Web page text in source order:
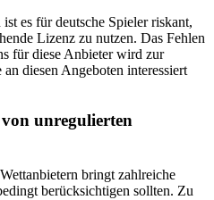
es für deutsche Spieler riskant,
Lizenz zu nutzen. Das Fehlen
für diese Anbieter wird zur
diesen Angeboten interessiert
unregulierten
bringt zahlreiche
berücksichtigen sollten. Zu